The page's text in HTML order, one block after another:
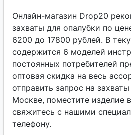
Онлайн-магазин Drop20
захваты для опалубки по
6200 до 17800 рублей. В
содержится 6 моделей
постоянных потребителей
оптовая скидка на весь
отправить запрос на
Москве, поместите изделие
свяжитесь с нашими
телефону.